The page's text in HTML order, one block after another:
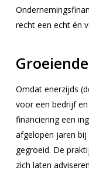
recht een echt én
Omdat enerzijds
voor een bedrijf
financiering een
afgelopen jaren
gegroeid. De
zich laten